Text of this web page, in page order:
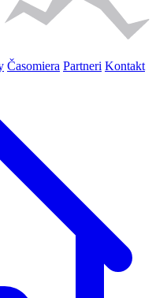
Časomiera Partneri Kontakt